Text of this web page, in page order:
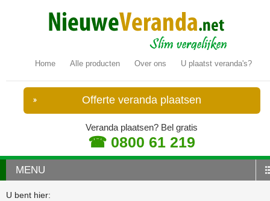
Home Alle producten Over ons U plaatst veranda's?
Offerte veranda plaatsen
Veranda plaatsen? Bel gratis
☎ 0800 61 219
MENU
U bent hier: